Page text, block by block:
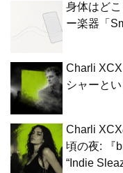
身体はど
ー楽器「
Charli
シャーと
Charli
頃の夜: 『
“Indie